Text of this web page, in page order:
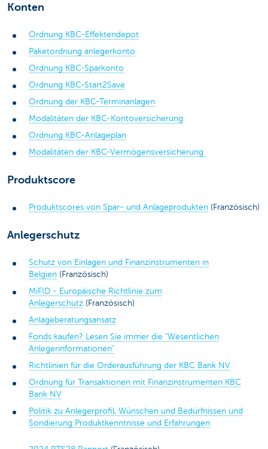
Konten
Ordnung KBC-Effektendepot
Paketordnung anlegerkonto
Ordnung KBC-Sparkonto
Ordnung KBC-Start2Save
Ordnung der KBC-Terminanlagen
Modalitäten der KBC-Kontoversicherung
Ordnung KBC-Anlageplan
Modalitäten der KBC-Vermögensversicherung
Produktscore
Produktscores von Spar- und Anlageprodukten (Französisch)
Anlegerschutz
Schutz von Einlagen und Finanzinstrumenten in
Belgien (Französisch)
MiFID - Europäische Richtlinie zum
Anlegerschutz (Französisch)
Anlageberatungsansatz
Fonds kaufen? Lesen Sie immer die "Wesentlichen
Anlegerinformationen"
Richtlinien für die Orderausführung der KBC Bank NV
Ordnung für Transaktionen mit Finanzinstrumenten KBC
Bank NV
Politik zu Anlegerprofil, Wünschen und Bedürfnissen und
Sondierung Produktkenntnisse und Erfahrungen